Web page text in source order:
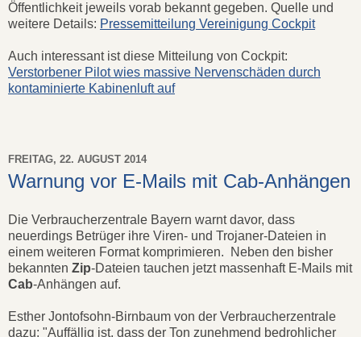
Öffentlichkeit jeweils vorab bekannt gegeben. Quelle und
weitere Details: Pressemitteilung Vereinigung Cockpit
Auch interessant ist diese Mitteilung von Cockpit:
Verstorbener Pilot wies massive Nervenschäden durch
kontaminierte Kabinenluft auf
FREITAG, 22. AUGUST 2014
Warnung vor E-Mails mit Cab-Anhängen
Die Verbraucherzentrale Bayern warnt davor, dass
neuerdings Betrüger ihre Viren- und Trojaner-Dateien in
einem weiteren Format komprimieren. Neben den bisher
bekannten Zip-Dateien tauchen jetzt massenhaft E-Mails mit
Cab-Anhängen auf.
Esther Jontofsohn-Birnbaum von der Verbraucherzentrale
dazu: "Auffällig ist, dass der Ton zunehmend bedrohlicher